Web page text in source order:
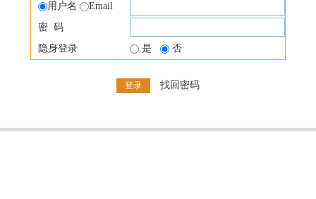
用户名
Email
密 码
隐身登录
是 否
找回密码